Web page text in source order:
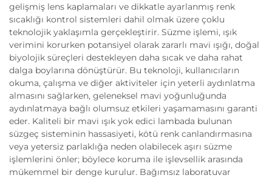
gelişmiş lens kaplamaları ve dikkatle ayarlanmış renk
sıcaklığı kontrol sistemleri dahil olmak üzere çoklu
teknolojik yaklaşımla gerçekleştirir. Süzme işlemi, ışık
verimini korurken potansiyel olarak zararlı mavi ışığı, doğal
biyolojik süreçleri destekleyen daha sıcak ve daha rahat
dalga boylarına dönüştürür. Bu teknoloji, kullanıcıların
okuma, çalışma ve diğer aktiviteler için yeterli aydınlatma
almasını sağlarken, geleneksel mavi yoğunluğunda
aydınlatmaya bağlı olumsuz etkileri yaşamamasını garanti
eder. Kaliteli bir mavi ışık yok edici lambada bulunan
süzgeç sisteminin hassasiyeti, kötü renk canlandırmasına
veya yetersiz parlaklığa neden olabilecek aşırı süzme
işlemlerini önler; böylece koruma ile işlevsellik arasında
mükemmel bir denge kurulur. Bağımsız laboratuvar